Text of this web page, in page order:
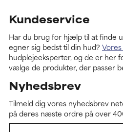
Kundeservice
Har du brug for hjælp til at finde
egner sig bedst til din hud?
hudplejeeksperter, og de er her
vælge de produkter, der passer
Nyhedsbrev
Tilmeld dig vores nyhedsbrev
på deres næste ordre på over